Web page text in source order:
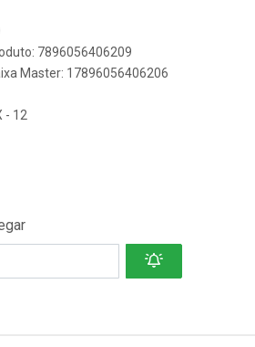
7896056406209
Master: 17896056406206
- 12